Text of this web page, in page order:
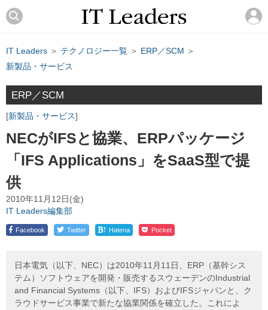
IT Leaders ＞ テクノロジー一覧 ＞ ERP／SCM ＞
新製品・サービス
ERP／SCM
新製品・サービス
NECがIFSと協業、ERPパッケージ
「IFS Applications」をSaaS型で提
供
2010年11月12日(金)
IT Leaders編集部
Facebook Twitter ! Hatena Pocket
日本電気（以下、NEC）は2010年11月11日、ERP（基幹シス
テム）ソフトウェアを開発・販売するスウェーデンのIndustrial
and Financial Systems（以下、IFS）およびIFSジャパンと、ク
ラウドサービス事業で新たな協業関係を確立した。これによ